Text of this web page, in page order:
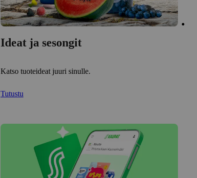
Ideat ja sesongit
Katso tuoteideat juuri sinulle.
Tutustu